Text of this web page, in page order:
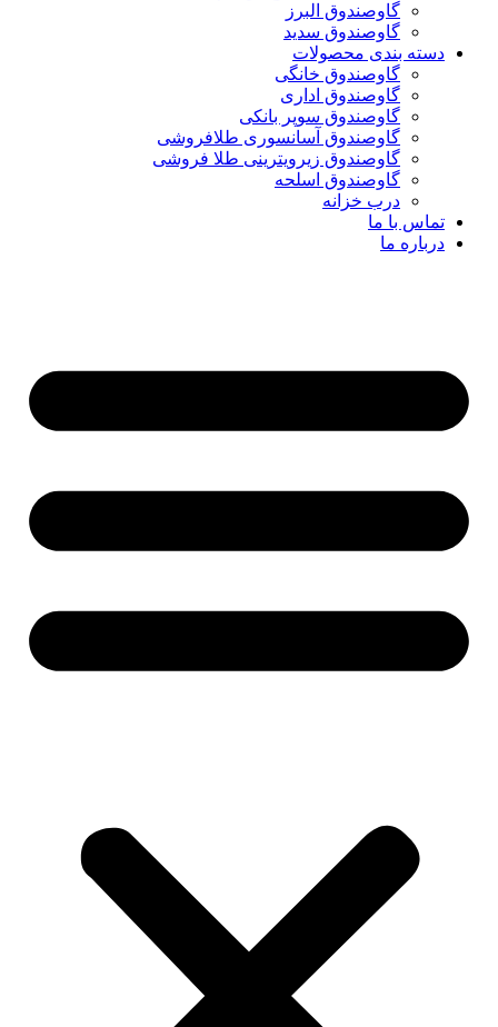
گاوصندوق البرز
گاوصندوق سدید
دسته بندی محصولات
گاوصندوق خانگی
گاوصندوق اداری
گاوصندوق سوپر بانکی
گاوصندوق آسانسوری طلافروشی
گاوصندوق زیرویترینی طلا فروشی
گاوصندوق اسلحه
درب خزانه
تماس با ما
درباره ما